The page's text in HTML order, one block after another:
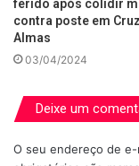
ferido após colidir
contra poste em
Almas
03/04/2024
Deixe um
O seu endereço de